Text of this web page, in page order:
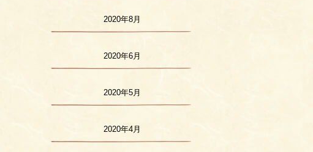
2020年8月
2020年6月
2020年5月
2020年4月